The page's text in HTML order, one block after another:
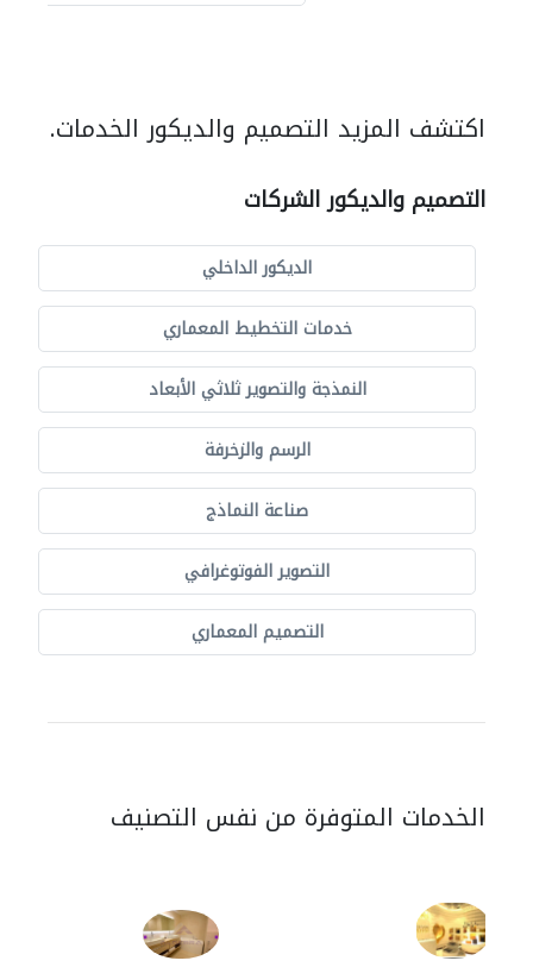
اكتشف المزيد التصميم والديكور الخدمات.
التصميم والديكور الشركات
الديكور الداخلي
خدمات التخطيط المعماري
النمذجة والتصوير ثلاثي الأبعاد
الرسم والزخرفة
صناعة النماذج
التصوير الفوتوغرافي
التصميم المعماري
الخدمات المتوفرة من نفس التصنيف